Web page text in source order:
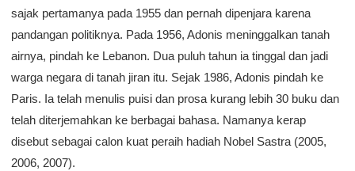
sajak pertamanya pada 1955 dan pernah dipenjara karena
pandangan politiknya. Pada 1956, Adonis meninggalkan tanah
airnya, pindah ke Lebanon. Dua puluh tahun ia tinggal dan jadi
warga negara di tanah jiran itu. Sejak 1986, Adonis pindah ke
Paris. Ia telah menulis puisi dan prosa kurang lebih 30 buku dan
telah diterjemahkan ke berbagai bahasa. Namanya kerap
disebut sebagai calon kuat peraih hadiah Nobel Sastra (2005,
2006, 2007).